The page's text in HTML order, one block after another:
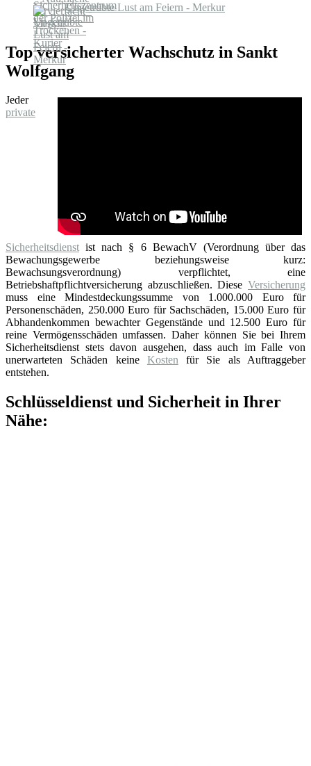
Ungetrübte Lust am Feiern - Merkur
Top versicherter Wachschutz in Sankt
Wolfgang
Jeder
private
Sicherheitsdienst ist nach § 6 BewachV (Verordnung über das
Bewachungsgewerbe beziehungsweise kurz:
Bewachsungsverordnung) verpflichtet, eine
Betriebshaftpflichtversicherung abzuschließen. Diese Versicherung
muss eine Mindestdeckungssumme von 1.000.000 Euro für
Personenschäden, 250.000 Euro für Sachschäden, 15.000 Euro für
Abhandenkommen bewachter Gegenstände und 12.500 Euro für
reine Vermögensschäden umfassen. Daher können Sie bei Ihrem
Sicherheitsdienst stets davon ausgehen, dass auch im Falle von
unerwarteten Schäden keine Kostenfür Sie als Auftraggeber
entstehen.
Schlüsseldienst und Sicherheit in Ihrer
Nähe: